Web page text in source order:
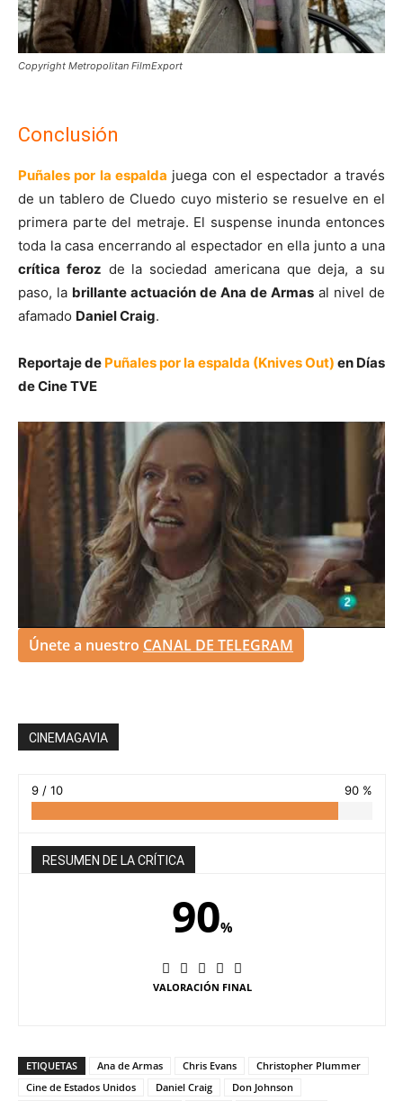
Copyright Metropolitan FilmExport
Conclusión
Puñales por la espalda juega con el espectador a través
de un tablero de Cluedo cuyo misterio se resuelve en el
primera parte del metraje. El suspense inunda entonces
toda la casa encerrando al espectador en ella junto a una
crítica feroz de la sociedad americana que deja, a su
paso, la brillante actuación de Ana de Armas al nivel de
afamado Daniel Craig.
Reportaje de Puñales por la espalda (Knives Out) en Días
de Cine TVE
Únete a nuestro CANAL DE TELEGRAM
CINEMAGAVIA
9 / 10 90 %
RESUMEN DE LA CRÍTICA
90%
VALORACIÓN FINAL
ETIQUETAS Ana de Armas Chris Evans
Christopher Plummer
Cine de Estados Unidos
Daniel Craig
Don Johnson